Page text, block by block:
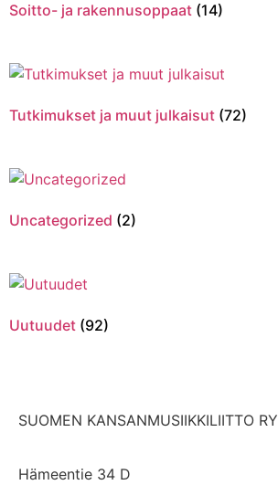
Soitto- ja rakennusoppaat (14)
Tutkimukset ja muut julkaisut (72)
Uncategorized (2)
Uutuudet (92)
SUOMEN KANSANMUSIIKKILIITTO RY
Hämeentie 34 D